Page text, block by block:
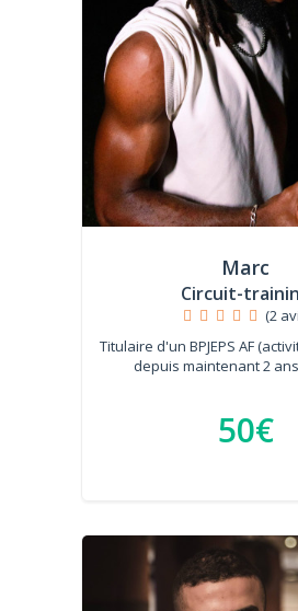
Marc
Circuit-
(2
Titulaire d'un BPJEPS AF
depuis maintenant 2
50€